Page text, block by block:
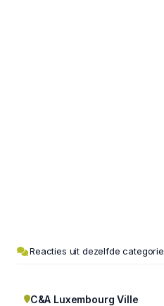
Reacties uit dezelfde categorie
C&A Luxembourg Ville